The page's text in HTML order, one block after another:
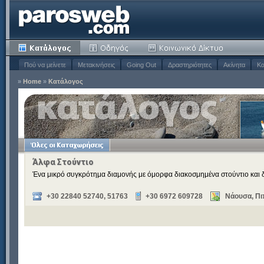
Πού να μείνετε Μετακινήσεις Going Out Δραστηριότητες Ακίνητα
» Home » Κατάλογος
Άλφα Στούντιο
Ένα μικρό συγκρότημα διαμονής με όμορφα διακοσμημένα στούντιο και
+30 22840 52740, 51763 +30 6972 609728 Νάουσα,